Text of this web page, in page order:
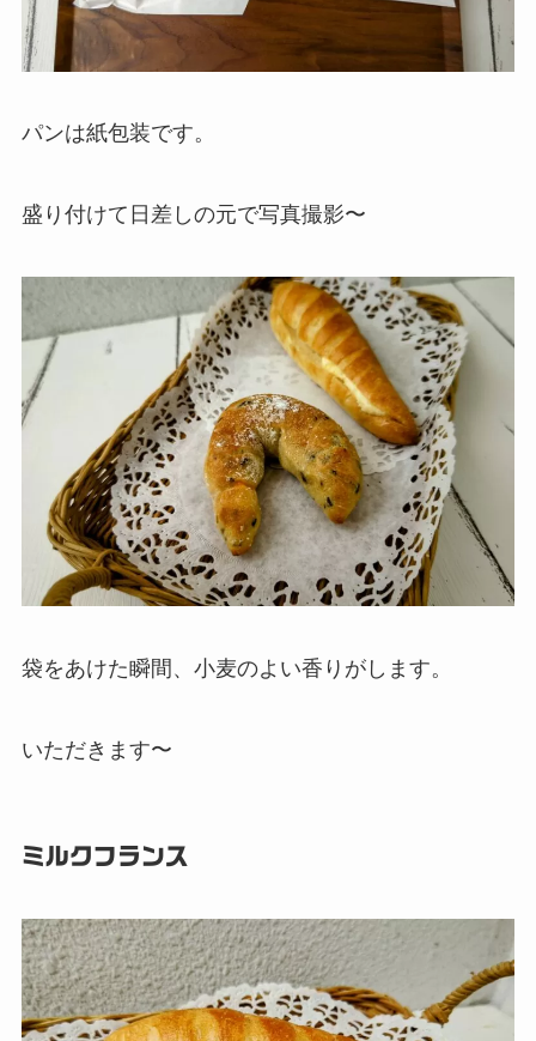
パンは紙包装です。
盛り付けて日差しの元で写真撮影〜
袋をあけた瞬間、小麦のよい香りがします。
いただきます〜
ミルクフランス